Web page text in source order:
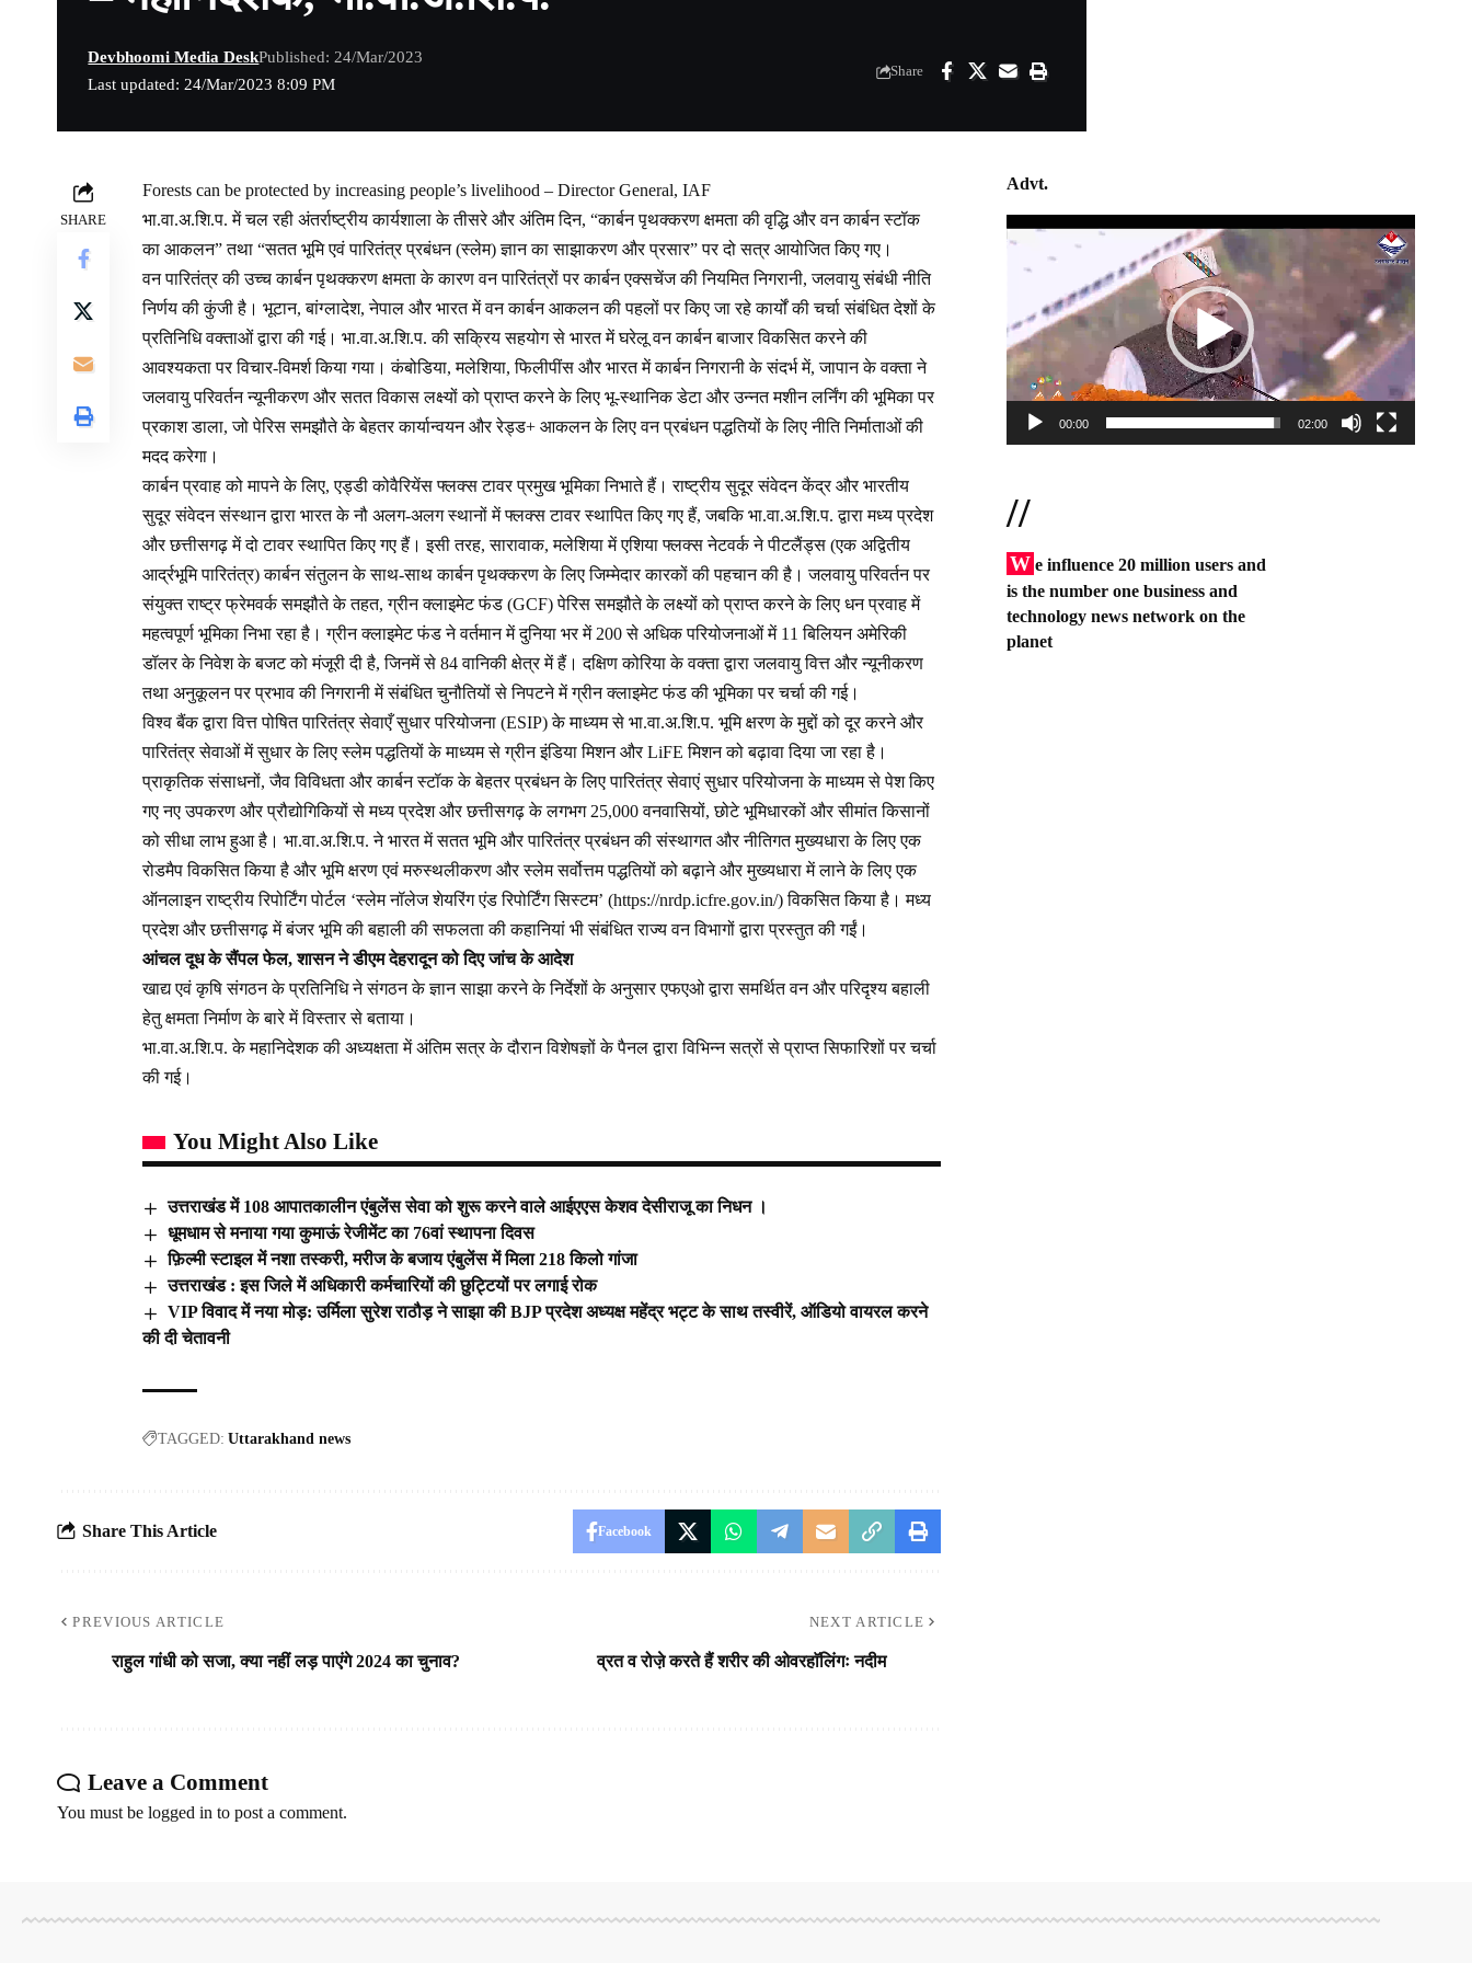
Last updated: 24/Mar/2023 8:09 PM
Devbhoomi Media DeskPublished: 24/Mar/2023
Share
SHARE
Forests can be protected by increasing people’s livelihood – Director General, IAF
भा.वा.अ.शि.प. में चल रही अंतर्राष्ट्रीय कार्यशाला के तीसरे और अंतिम दिन, “कार्बन पृथक्करण क्षमता की वृद्धि और वन कार्बन स्टॉक
का आकलन” तथा “सतत भूमि एवं पारितंत्र प्रबंधन (स्लेम) ज्ञान का साझाकरण और प्रसार” पर दो सत्र आयोजित किए गए।
वन पारितंत्र की उच्च कार्बन पृथक्करण क्षमता के कारण वन पारितंत्रों पर कार्बन एक्सचेंज की नियमित निगरानी, जलवायु संबंधी नीति
निर्णय की कुंजी है। भूटान, बांग्लादेश, नेपाल और भारत में वन कार्बन आकलन की पहलों पर किए जा रहे कार्यों की चर्चा संबंधित देशों के
प्रतिनिधि वक्ताओं द्वारा की गई। भा.वा.अ.शि.प. की सक्रिय सहयोग से भारत में घरेलू वन कार्बन बाजार विकसित करने की
आवश्यकता पर विचार-विमर्श किया गया। कंबोडिया, मलेशिया, फिलीपींस और भारत में कार्बन निगरानी के संदर्भ में, जापान के वक्ता ने
जलवायु परिवर्तन न्यूनीकरण और सतत विकास लक्ष्यों को प्राप्त करने के लिए भू-स्थानिक डेटा और उन्नत मशीन लर्निंग की भूमिका पर
प्रकाश डाला, जो पेरिस समझौते के बेहतर कार्यान्वयन और रेड्ड+ आकलन के लिए वन प्रबंधन पद्धतियों के लिए नीति निर्माताओं की
मदद करेगा।
कार्बन प्रवाह को मापने के लिए, एड्डी कोवैरियेंस फ्लक्स टावर प्रमुख भूमिका निभाते हैं। राष्ट्रीय सुदूर संवेदन केंद्र और भारतीय
सुदूर संवेदन संस्थान द्वारा भारत के नौ अलग-अलग स्थानों में फ्लक्स टावर स्थापित किए गए हैं, जबकि भा.वा.अ.शि.प. द्वारा मध्य प्रदेश
और छत्तीसगढ़ में दो टावर स्थापित किए गए हैं। इसी तरह, सारावाक, मलेशिया में एशिया फ्लक्स नेटवर्क ने पीटलैंड्स (एक अद्वितीय
आर्द्रभूमि पारितंत्र) कार्बन संतुलन के साथ-साथ कार्बन पृथक्करण के लिए जिम्मेदार कारकों की पहचान की है। जलवायु परिवर्तन पर
संयुक्त राष्ट्र फ्रेमवर्क समझौते के तहत, ग्रीन क्लाइमेट फंड (GCF) पेरिस समझौते के लक्ष्यों को प्राप्त करने के लिए धन प्रवाह में
महत्वपूर्ण भूमिका निभा रहा है। ग्रीन क्लाइमेट फंड ने वर्तमान में दुनिया भर में 200 से अधिक परियोजनाओं में 11 बिलियन अमेरिकी
डॉलर के निवेश के बजट को मंजूरी दी है, जिनमें से 84 वानिकी क्षेत्र में हैं। दक्षिण कोरिया के वक्ता द्वारा जलवायु वित्त और न्यूनीकरण
तथा अनुकूलन पर प्रभाव की निगरानी में संबंधित चुनौतियों से निपटने में ग्रीन क्लाइमेट फंड की भूमिका पर चर्चा की गई।
विश्व बैंक द्वारा वित्त पोषित पारितंत्र सेवाएँ सुधार परियोजना (ESIP) के माध्यम से भा.वा.अ.शि.प. भूमि क्षरण के मुद्दों को दूर करने और
पारितंत्र सेवाओं में सुधार के लिए स्लेम पद्धतियों के माध्यम से ग्रीन इंडिया मिशन और LiFE मिशन को बढ़ावा दिया जा रहा है।
प्राकृतिक संसाधनों, जैव विविधता और कार्बन स्टॉक के बेहतर प्रबंधन के लिए पारितंत्र सेवाएं सुधार परियोजना के माध्यम से पेश किए
गए नए उपकरण और प्रौद्योगिकियों से मध्य प्रदेश और छत्तीसगढ़ के लगभग 25,000 वनवासियों, छोटे भूमिधारकों और सीमांत किसानों
को सीधा लाभ हुआ है। भा.वा.अ.शि.प. ने भारत में सतत भूमि और पारितंत्र प्रबंधन की संस्थागत और नीतिगत मुख्यधारा के लिए एक
रोडमैप विकसित किया है और भूमि क्षरण एवं मरुस्थलीकरण और स्लेम सर्वोत्तम पद्धतियों को बढ़ाने और मुख्यधारा में लाने के लिए एक
ऑनलाइन राष्ट्रीय रिपोर्टिंग पोर्टल ‘स्लेम नॉलेज शेयरिंग एंड रिपोर्टिंग सिस्टम’ (https://nrdp.icfre.gov.in/) विकसित किया है। मध्य
प्रदेश और छत्तीसगढ़ में बंजर भूमि की बहाली की सफलता की कहानियां भी संबंधित राज्य वन विभागों द्वारा प्रस्तुत की गईं।
आंचल दूध के सैंपल फेल, शासन ने डीएम देहरादून को दिए जांच के आदेश
खाद्य एवं कृषि संगठन के प्रतिनिधि ने संगठन के ज्ञान साझा करने के निर्देशों के अनुसार एफएओ द्वारा समर्थित वन और परिदृश्य बहाली
हेतु क्षमता निर्माण के बारे में विस्तार से बताया।
भा.वा.अ.शि.प. के महानिदेशक की अध्यक्षता में अंतिम सत्र के दौरान विशेषज्ञों के पैनल द्वारा विभिन्न सत्रों से प्राप्त सिफारिशों पर चर्चा
की गई।
You Might Also Like
उत्तराखंड में 108 आपातकालीन एंबुलेंस सेवा को शुरू करने वाले आईएएस केशव देसीराजू का निधन ।
धूमधाम से मनाया गया कुमाऊं रेजीमेंट का 76वां स्थापना दिवस
फ़िल्मी स्टाइल में नशा तस्करी, मरीज के बजाय एंबुलेंस में मिला 218 किलो गांजा
उत्तराखंड : इस जिले में अधिकारी कर्मचारियों की छुट्टियों पर लगाई रोक
VIP विवाद में नया मोड़: उर्मिला सुरेश राठौड़ ने साझा की BJP प्रदेश अध्यक्ष महेंद्र भट्ट के साथ तस्वीरें, ऑडियो वायरल करने
की दी चेतावनी
TAGGED: Uttarakhand news
Share This Article Facebook
PREVIOUS ARTICLE
राहुल गांधी को सजा, क्या नहीं लड़ पाएंगे 2024 का चुनाव?
NEXT ARTICLE
व्रत व रोजे़ करते हैं शरीर की ओवरहाॅलिंगः नदीम
Leave a Comment
You must be logged in to post a comment.
Advt.
Video
00:00 02:00
//
W e influence 20 million users and
is the number one business and
technology news network on the
planet